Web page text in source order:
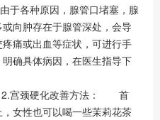
于各种原因，腺管口堵塞，腺
向肿存在于腺管深处，会导
痛或出血等症状，可进行手
具体病因，在医生指导下
宫颈硬化改善方法： 首
女性也可以喝一些茉莉花茶